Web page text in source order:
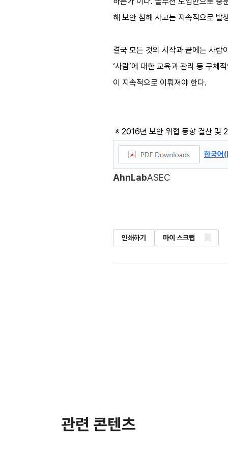
해 보안 침해 사고는 지속적으로 발
결국 모든 것의 시작과 끝에는 사람
‘사람’에 대한 교육과 관리 등 구체
이 지속적으로 이뤄져야 한다.
※ 2016년 보안 위협 동향 결산 및
한국
AhnLabASEC
인쇄하기 마이 스크랩
관련 콘텐츠